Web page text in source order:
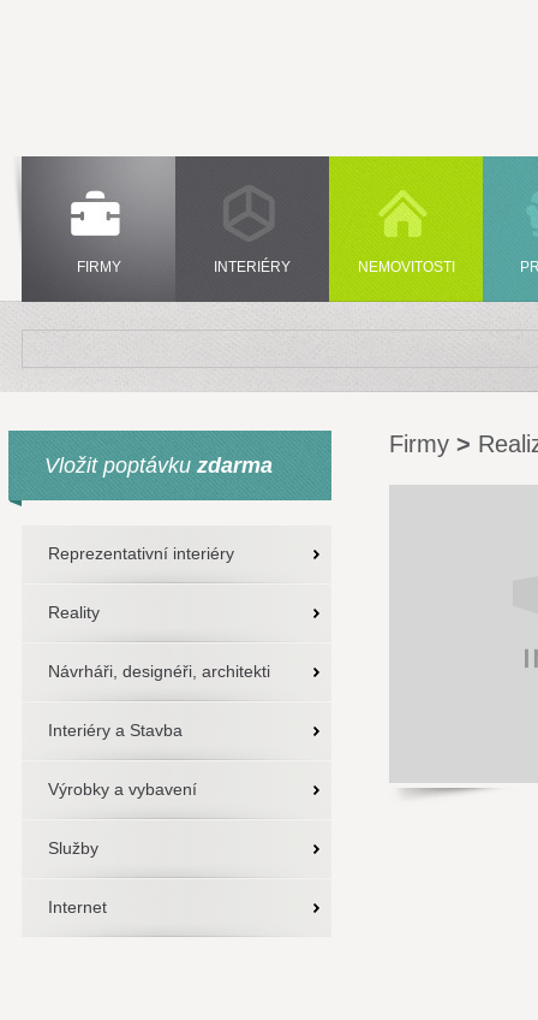
FIRMY INTERIÉRY NEMOVITOSTI
Vložit poptávku zdarma
Reprezentativní interiéry
Reality
Návrháři, designéři, architekti
Interiéry a Stavba
Výrobky a vybavení
Služby
Internet
Firmy >